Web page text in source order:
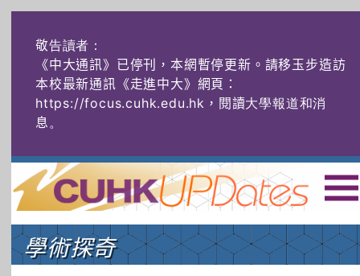
敬告讀者：
《中大通訊》已停刊，本網暫停更新。請移玉步造訪
本校最新通訊《走進中大》網頁：
https://focus.cuhk.edu.hk，閱讀大學報道和消
息。
主頁 | ENG | 简体 |
頭條 榜上友名 學術探奇
學術探奇